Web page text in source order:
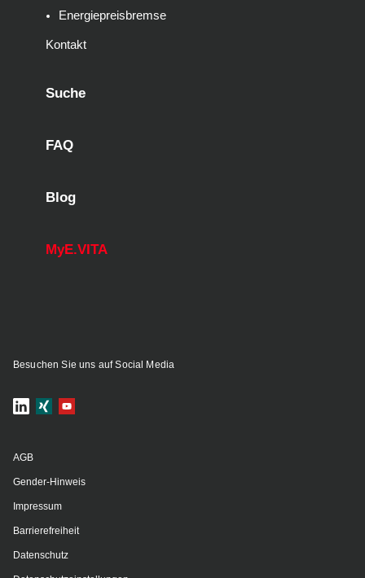
Energiepreisbremse
Kontakt
Suche
FAQ
Blog
MyE.VITA
Besuchen Sie uns auf Social Media
AGB
Gender-Hinweis
Impressum
Barrierefreiheit
Datenschutz